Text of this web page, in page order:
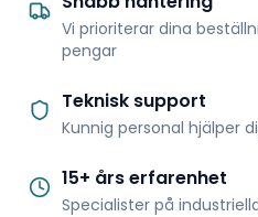
Vi prioriterar dina
pengar
Teknisk support
Kunnig personal hjälper
15+ års erfarenhet
Specialister på